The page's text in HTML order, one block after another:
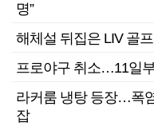
명”
해체설 뒤집은 LIV 골
프로야구 취소…11일
라커룸 냉탕 등장…폭
잡